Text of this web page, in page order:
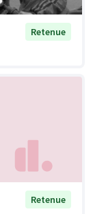
Retenue
Retenue